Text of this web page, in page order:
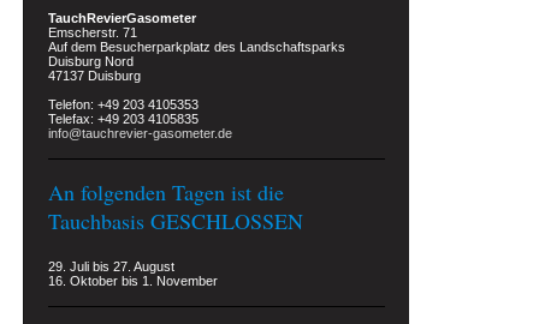
TauchRevierGasometer
Emscherstr. 71
Auf dem Besucherparkplatz des Landschaftsparks
Duisburg Nord
47137 Duisburg
Telefon: +49 203 4105353
Telefax: +49 203 4105835
info@tauchrevier-gasometer.de
An folgenden Tagen ist die
Tauchbasis GESCHLOSSEN
29. Juli bis 27. August
16. Oktober bis 1. November